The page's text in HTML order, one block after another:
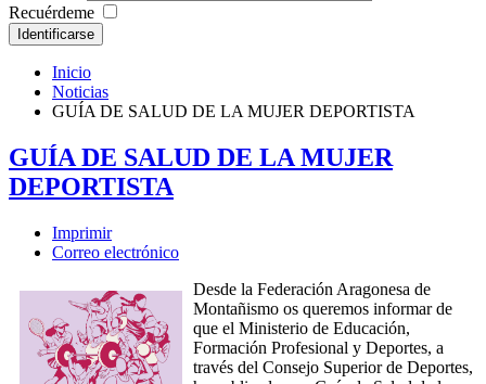
Recuérdeme
Identificarse
Inicio
Noticias
GUÍA DE SALUD DE LA MUJER DEPORTISTA
GUÍA DE SALUD DE LA MUJER
DEPORTISTA
Imprimir
Correo electrónico
Desde la Federación Aragonesa de
Montañismo os queremos informar de
que el Ministerio de Educación,
Formación Profesional y Deportes, a
través del Consejo Superior de Deportes,